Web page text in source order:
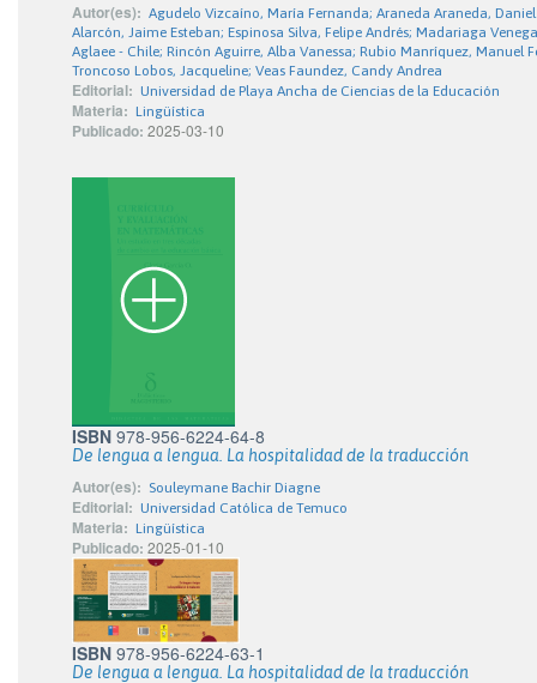
Autor(es): Agudelo Vizcaíno, María Fernanda; Araneda Araneda,
Alarcón, Jaime Esteban; Espinosa Silva, Felipe Andrés; Madariaga
Aglaee - Chile; Rincón Aguirre, Alba Vanessa; Rubio Manríquez, Manuel
Troncoso Lobos, Jacqueline; Veas Faundez, Candy Andrea
Editorial: Universidad de Playa Ancha de Ciencias de la Educación
Materia: Lingüística
Publicado: 2025-03-10
ISBN 978-956-6224-64-8
De lengua a lengua. La hospitalidad de la traducción
Autor(es): Souleymane Bachir Diagne
Editorial: Universidad Católica de Temuco
Materia: Lingüística
Publicado: 2025-01-10
ISBN 978-956-6224-63-1
De lengua a lengua. La hospitalidad de la traducción